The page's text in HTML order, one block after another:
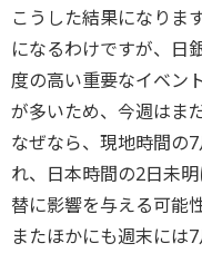
こうした結果になりま
になるわけですが、日
度の高い重要なイベン
が多いため、今週はま
なぜなら、現地時間の
れ、日本時間の2日未
替に影響を与える可能
またほかにも週末には